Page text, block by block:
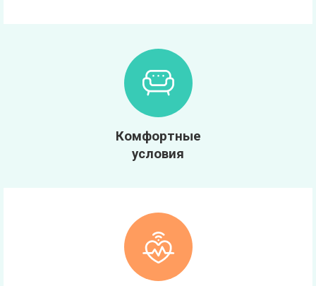
Комфортные
условия